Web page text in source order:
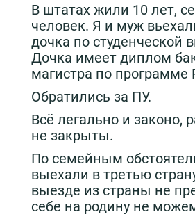
В штатах жили 10 лет,
человек. Я и муж
дочка по студенческой
Дочка имеет диплом
магистра по программе
Обратились за ПУ.
Всё легально и законо,
не закрыты.
По семейным
выехали в третью
выезде из страны не
себе на родину не